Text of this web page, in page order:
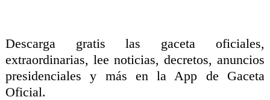
Descarga gratis las gaceta oficiales,
extraordinarias, lee noticias, decretos, anuncios
presidenciales y más en la App de Gaceta
Oficial.